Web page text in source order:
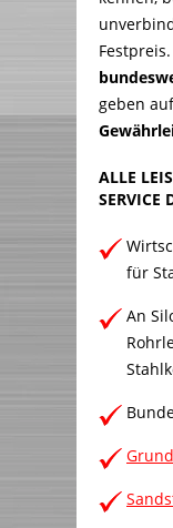
geben
ALLE
SERVICE
für
An